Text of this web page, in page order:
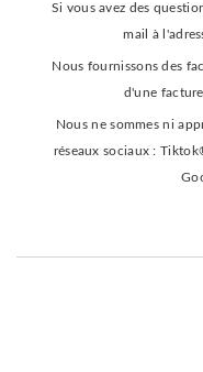
Si vous avez des
mail à
Nous fournissons des
d'une
Nous ne sommes ni
réseaux sociaux :